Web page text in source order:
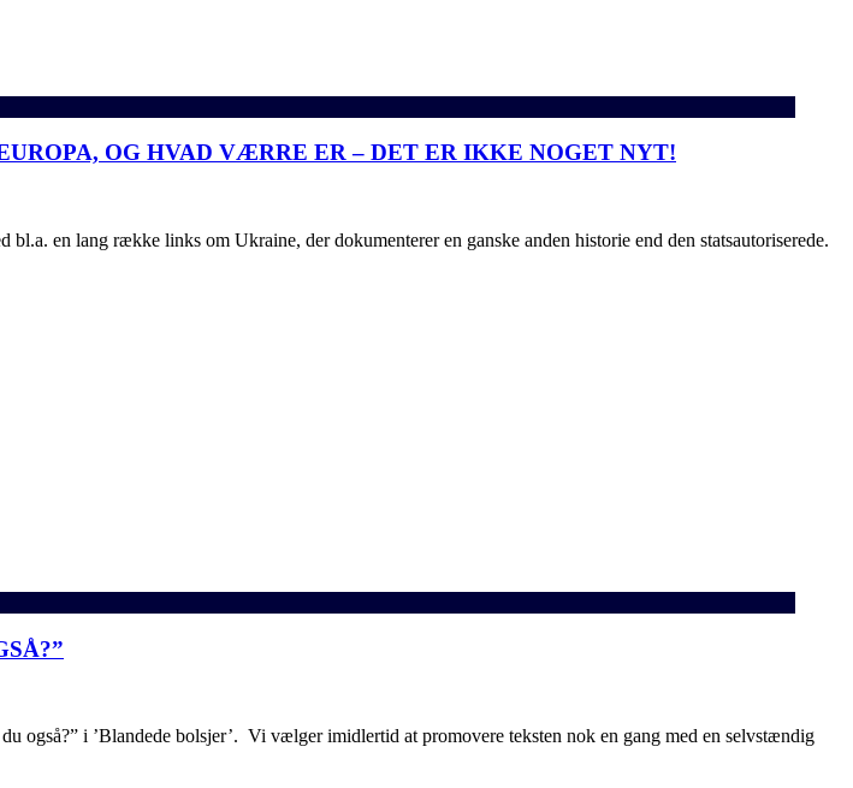
OG HVAD VÆRRE ER – DET ER IKKE NOGET NYT!
en lang række links om Ukraine, der dokumenterer en ganske anden historie end den statsautoriserede.
i ’Blandede bolsjer’. Vi vælger imidlertid at promovere teksten nok en gang med en selvstændig